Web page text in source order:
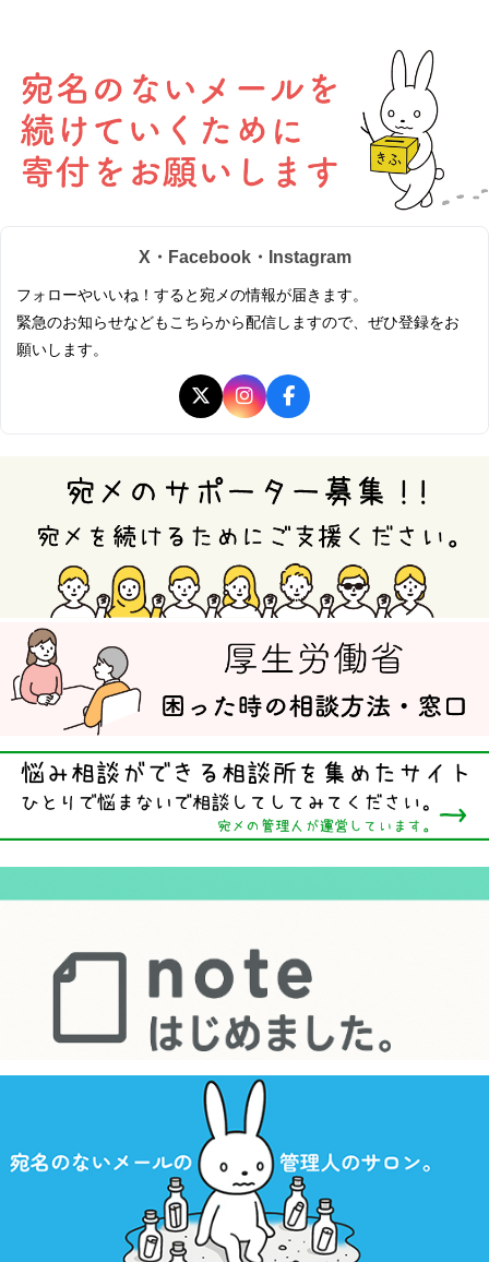
X・Facebook・Instagram
フォローやいいね！すると宛メの情報が届きます。
緊急のお知らせなどもこちらから配信しますので、ぜひ登録をお
願いします。